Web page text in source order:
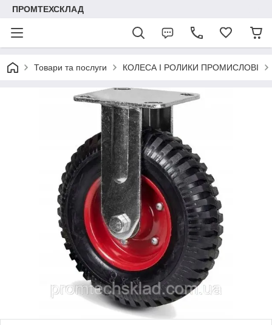
ПРОМТЕХСКЛАД
Товари та послуги КОЛЕСА І РОЛИКИ ПРОМИСЛОВІ